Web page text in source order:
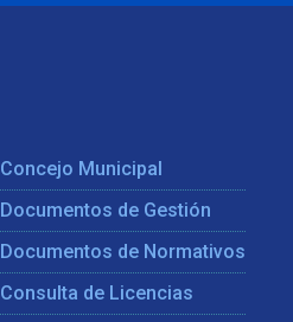
Concejo Municipal
Documentos de Gestión
Documentos de Normativos
Consulta de Licencias